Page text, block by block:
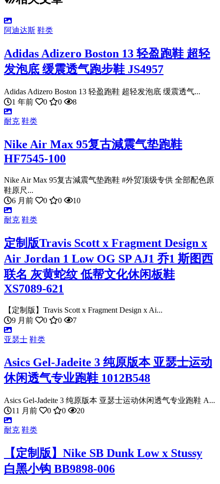
阿迪达斯 鞋类
Adidas Adizero Boston 13 轻盈跑鞋 超轻
发泡底 缓震透气跑步鞋 JS4957
Adidas Adizero Boston 13 轻盈跑鞋 超轻发泡底 缓震透气...
1 年前
0 0 8
耐克 鞋类
Nike Air Max 95复古減震气垫跑鞋
HF7545-100
Nike Air Max 95复古減震气垫跑鞋 #外贸顶级专供 全部配色原
鞋原尺...
6 月前
0 0 10
耐克 鞋类
定制版Travis Scott x Fragment Design x
Air Jordan 1 Low OG SP AJ1 乔1 斯图西
联名 灰黄蛇纹 低帮文化休闲板鞋
XS7089-621
【定制版】Travis Scott x Fragment Design x Ai...
9 月前
0 0 7
亚瑟士 鞋类
Asics Gel-Jadeite 3 纯原版本 亚瑟士运动
休闲透气专业跑鞋 1012B548
Asics Gel-Jadeite 3 纯原版本 亚瑟士运动休闲透气专业跑鞋 A...
11 月前
0 0 20
耐克 鞋类
【定制版】Nike SB Dunk Low x Stussy
白黑小钩 BB9898-006